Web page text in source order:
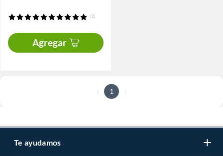
(2)
Agregar
1
Te ayudamos